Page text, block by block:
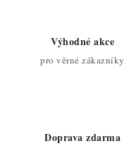
Výhodné akce
pro věrné zákazníky
Doprava zdarma